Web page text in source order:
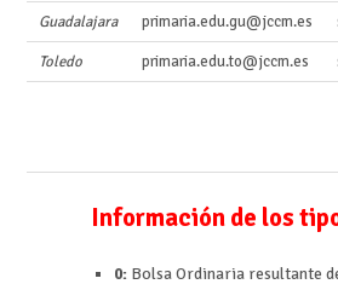
Guadalajara primaria.edu.gu@jccm.es
Toledo primaria.edu.to@jccm.es
Información de los
0: Bolsa Ordinaria resultante